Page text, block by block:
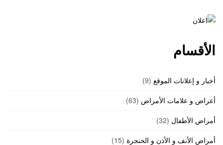
الأقسام
أخبار و إعلانات الموقع (9)
أعراض و علامات الأمراض (63)
أمراض الأطفال (32)
أمراض الأنف و الأذن و الحنجرة (15)